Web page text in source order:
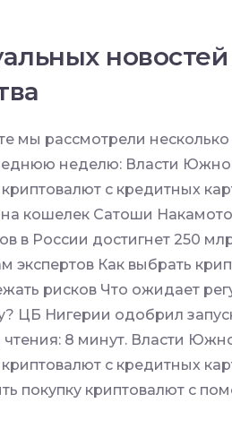
мы рассмотрели
неделю: Власти
криптовалют с кредитных
на кошелек Сатоши
в России достигнет 250
экспертов Как выбрать
рисков Что ожидает
ЦБ Нигерии одобрил
8 минут. Власти
криптовалют с кредитных
покупку криптовалют с